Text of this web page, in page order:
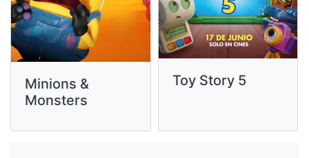
Minions &
Monsters
Toy Story 5